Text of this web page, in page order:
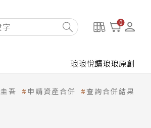
0
琅琅悅讀琅琅原創
吾 申請資產合併 查詢合併結果